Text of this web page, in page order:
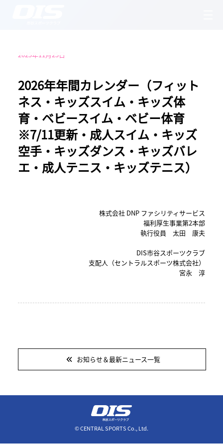
2025年11月25日
2026年年間カレンダー（フィット
ネス・キッズスイム・キッズ体
育・ベビースイム・ベビー体育
※7/11更新・成人スイム・キッズ
空手・キッズダンス・キッズバレ
エ・成人テニス・キッズテニス）
株式会社 DNP ファシリティサービス
福利厚生事業第2本部
執行役員 太田 康夫
DIS市谷スポーツクラブ
支配人（セントラルスポーツ株式会社）
宮永 淳
お知らせ＆最新ニュース一覧
© CENTRAL SPORTS Co., Ltd.